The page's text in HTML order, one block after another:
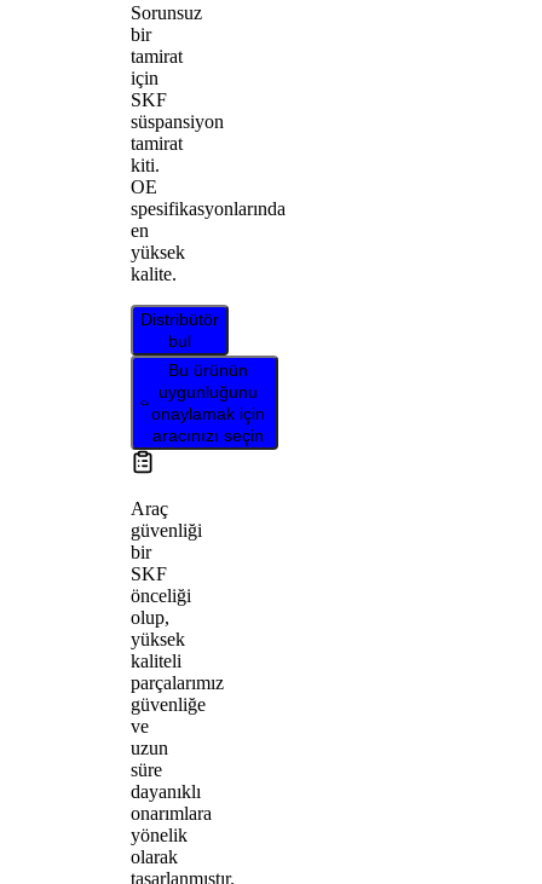
Sorunsuz
bir
tamirat
için
SKF
süspansiyon
tamirat
kiti.
OE
spesifikasyonlarında
en
yüksek
kalite.
Distribütör
bul
Bu ürünün
uygunluğunu
onaylamak için
aracınızı seçin
Araç
güvenliği
bir
SKF
önceliği
olup,
yüksek
kaliteli
parçalarımız
güvenliğe
ve
uzun
süre
dayanıklı
onarımlara
yönelik
olarak
tasarlanmıştır.